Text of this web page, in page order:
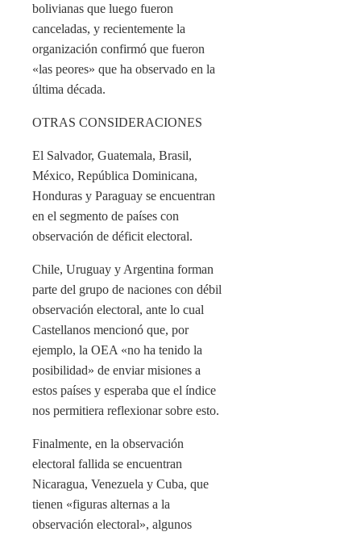
bolivianas que luego fueron
canceladas, y recientemente la
organización confirmó que fueron
«las peores» que ha observado en la
última década.
OTRAS CONSIDERACIONES
El Salvador, Guatemala, Brasil,
México, República Dominicana,
Honduras y Paraguay se encuentran
en el segmento de países con
observación de déficit electoral.
Chile, Uruguay y Argentina forman
parte del grupo de naciones con débil
observación electoral, ante lo cual
Castellanos mencionó que, por
ejemplo, la OEA «no ha tenido la
posibilidad» de enviar misiones a
estos países y esperaba que el índice
nos permitiera reflexionar sobre esto.
Finalmente, en la observación
electoral fallida se encuentran
Nicaragua, Venezuela y Cuba, que
tienen «figuras alternas a la
observación electoral», algunos